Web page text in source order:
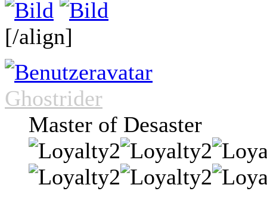
[/align]
Ghostrider
Master of Desaster